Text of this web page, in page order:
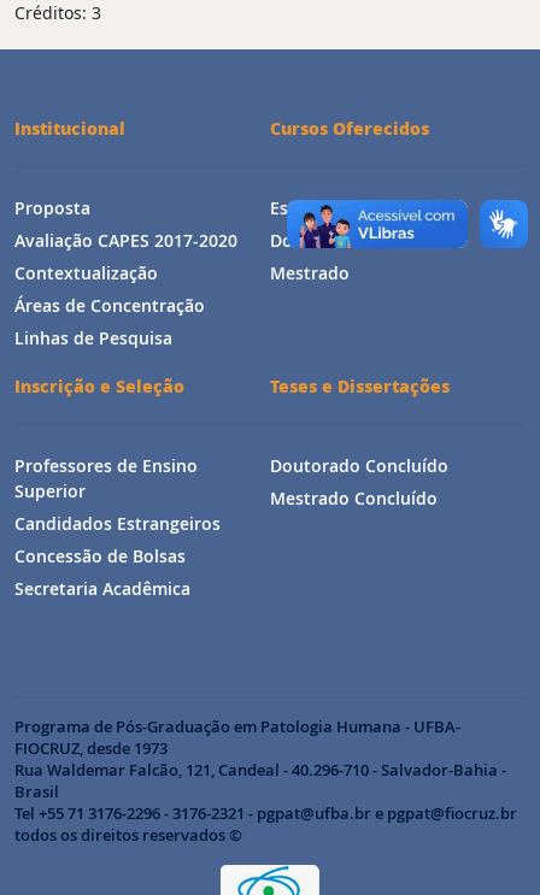
Créditos: 3
Institucional
Proposta
Avaliação CAPES 2017-2020
Contextualização
Áreas de Concentração
Linhas de Pesquisa
Cursos Oferecidos
Estrutura Curricular
Doutorado
Mestrado
Inscrição e Seleção
Professores de Ensino
Superior
Candidados Estrangeiros
Concessão de Bolsas
Secretaria Acadêmica
Teses e Dissertações
Doutorado Concluído
Mestrado Concluído
Programa de Pós-Graduação em Patologia Humana - UFBA-
FIOCRUZ, desde 1973
Rua Waldemar Falcão, 121, Candeal - 40.296-710 - Salvador-Bahia -
Brasil
Tel +55 71 3176-2296 - 3176-2321 - pgpat@ufba.br e pgpat@fiocruz.br
todos os direitos reservados ©